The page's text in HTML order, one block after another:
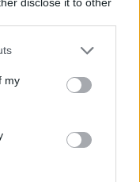
or more Google
You may click to
third-party tags to
in below Google
my
sőt
kiürül a kasszája
a hősi halált